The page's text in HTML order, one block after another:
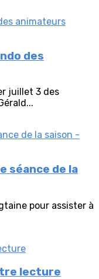
des
juillet 3 des
séance de la
pour assister à
lecture